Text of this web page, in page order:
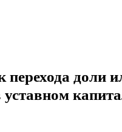
доли